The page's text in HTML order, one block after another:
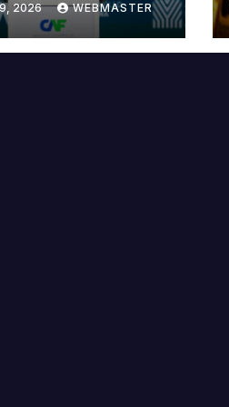
discurso del
Rodrigo
2026 WEBMASTER